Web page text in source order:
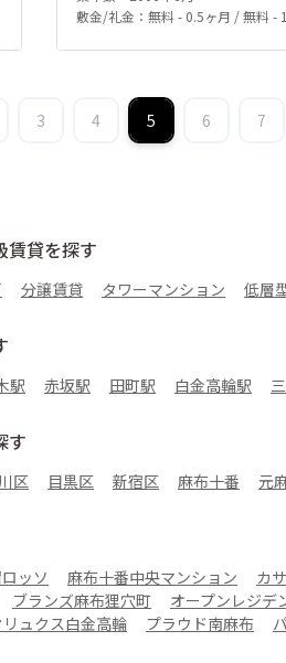
敷金/礼金：無料 - 0.5ヶ月 / 無料 -
3 4 5 6 7
賃貸を探す
分譲賃貸 タワーマンション 低層
駅 赤坂駅 田町駅 白金高輪駅
す
区 目黒区 新宿区 麻布十番 元
ッソ 麻布十番中央マンション カ
ブランズ麻布狸穴町 オープンレジデ
ュクス白金高輪 プラウド南麻布